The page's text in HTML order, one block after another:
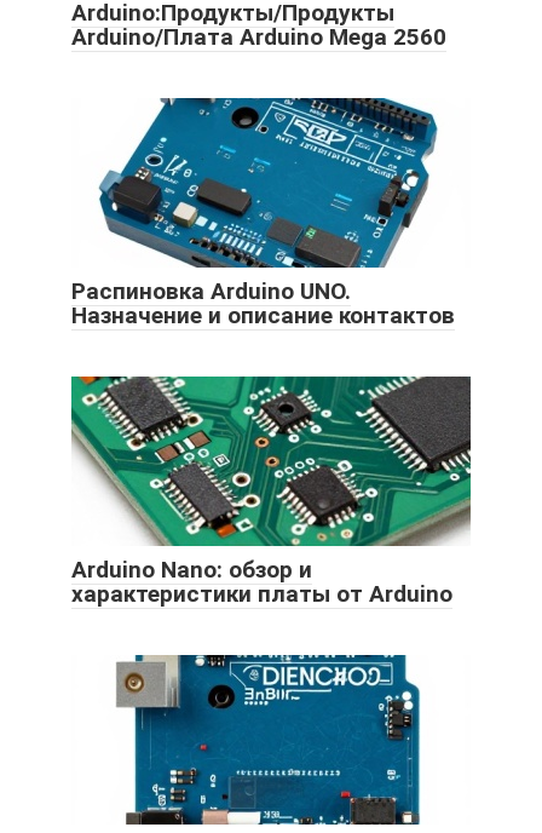
Arduino:Продукты/Продукты
Arduino/Плата Arduino Mega 2560
Распиновка Arduino UNO.
Назначение и описание контактов
Arduino Nano: обзор и
характеристики платы от Arduino